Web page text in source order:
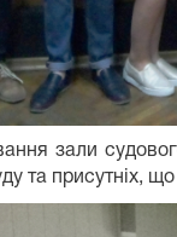
зали
та присутніх,